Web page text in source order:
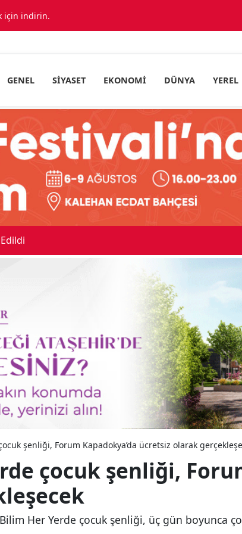
için indirin.
GENEL SIYASET EKONOMI DÜNYA YEREL
Operasyonu
şenliği, Forum Kapadokya’da ücretsiz olarak
çocuk şenliği,
Her Yerde çocuk şenliği, üç gün boyunca